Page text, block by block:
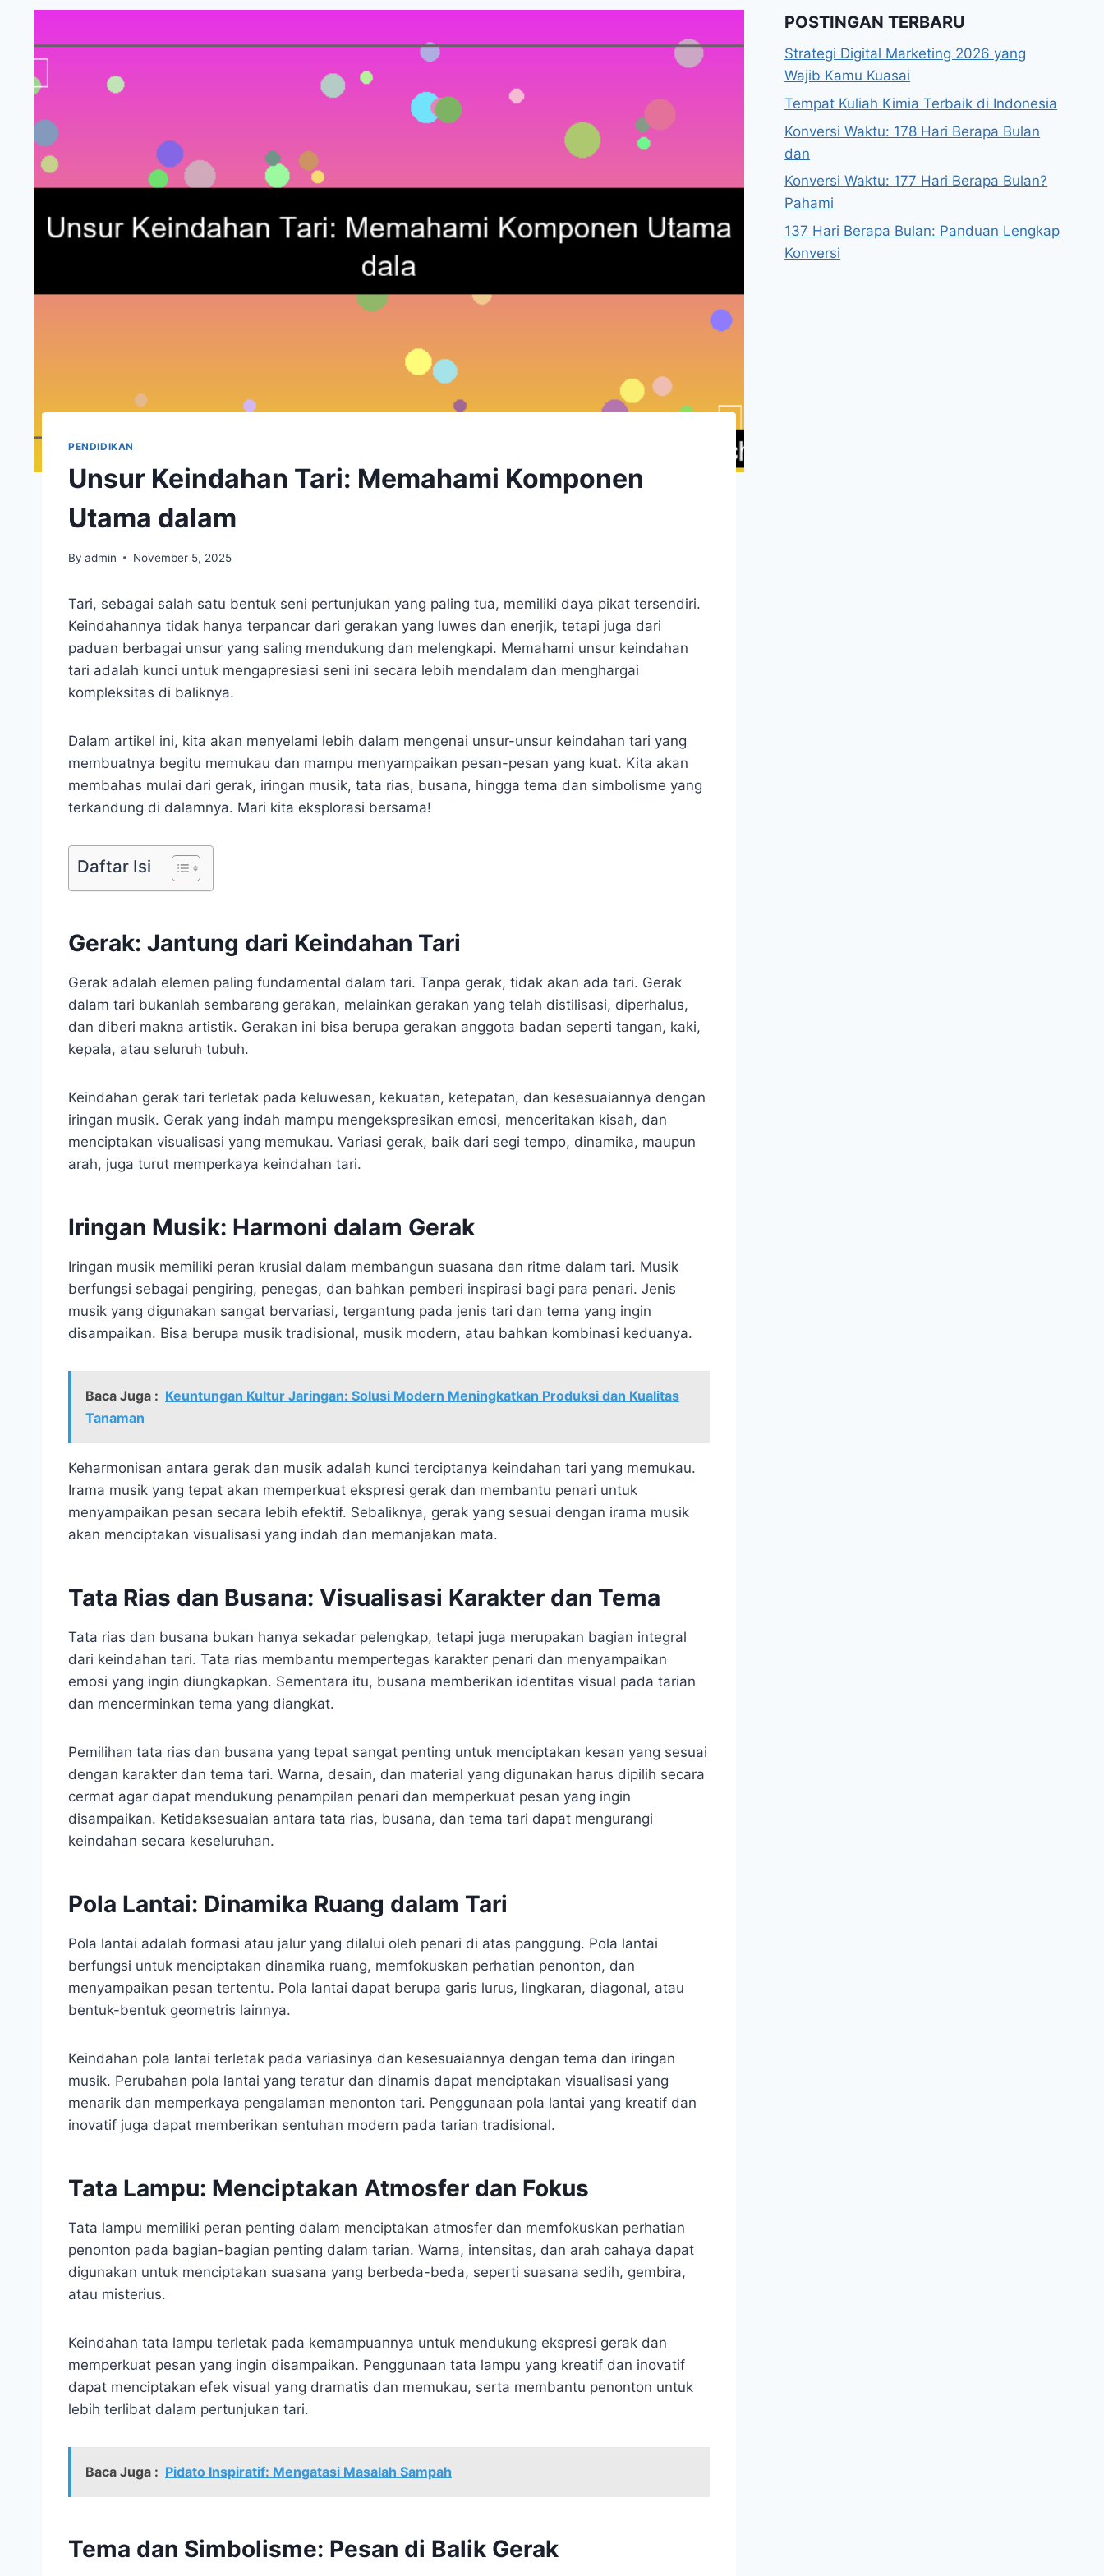
PENDIDIKAN
Unsur Keindahan Tari: Memahami Komponen
Utama dalam
By admin November 5, 2025
Tari, sebagai salah satu bentuk seni pertunjukan yang paling tua, memiliki daya pikat tersendiri.
Keindahannya tidak hanya terpancar dari gerakan yang luwes dan enerjik, tetapi juga dari
paduan berbagai unsur yang saling mendukung dan melengkapi. Memahami unsur keindahan
tari adalah kunci untuk mengapresiasi seni ini secara lebih mendalam dan menghargai
kompleksitas di baliknya.
Dalam artikel ini, kita akan menyelami lebih dalam mengenai unsur-unsur keindahan tari yang
membuatnya begitu memukau dan mampu menyampaikan pesan-pesan yang kuat. Kita akan
membahas mulai dari gerak, iringan musik, tata rias, busana, hingga tema dan simbolisme yang
terkandung di dalamnya. Mari kita eksplorasi bersama!
Daftar Isi
Gerak: Jantung dari Keindahan Tari
Gerak adalah elemen paling fundamental dalam tari. Tanpa gerak, tidak akan ada tari. Gerak
dalam tari bukanlah sembarang gerakan, melainkan gerakan yang telah distilisasi, diperhalus,
dan diberi makna artistik. Gerakan ini bisa berupa gerakan anggota badan seperti tangan, kaki,
kepala, atau seluruh tubuh.
Keindahan gerak tari terletak pada keluwesan, kekuatan, ketepatan, dan kesesuaiannya dengan
iringan musik. Gerak yang indah mampu mengekspresikan emosi, menceritakan kisah, dan
menciptakan visualisasi yang memukau. Variasi gerak, baik dari segi tempo, dinamika, maupun
arah, juga turut memperkaya keindahan tari.
Iringan Musik: Harmoni dalam Gerak
Iringan musik memiliki peran krusial dalam membangun suasana dan ritme dalam tari. Musik
berfungsi sebagai pengiring, penegas, dan bahkan pemberi inspirasi bagi para penari. Jenis
musik yang digunakan sangat bervariasi, tergantung pada jenis tari dan tema yang ingin
disampaikan. Bisa berupa musik tradisional, musik modern, atau bahkan kombinasi keduanya.
Baca Juga : Keuntungan Kultur Jaringan: Solusi Modern Meningkatkan Produksi dan Kualitas
Tanaman
Keharmonisan antara gerak dan musik adalah kunci terciptanya keindahan tari yang memukau.
Irama musik yang tepat akan memperkuat ekspresi gerak dan membantu penari untuk
menyampaikan pesan secara lebih efektif. Sebaliknya, gerak yang sesuai dengan irama musik
akan menciptakan visualisasi yang indah dan memanjakan mata.
Tata Rias dan Busana: Visualisasi Karakter dan Tema
Tata rias dan busana bukan hanya sekadar pelengkap, tetapi juga merupakan bagian integral
dari keindahan tari. Tata rias membantu mempertegas karakter penari dan menyampaikan
emosi yang ingin diungkapkan. Sementara itu, busana memberikan identitas visual pada tarian
dan mencerminkan tema yang diangkat.
Pemilihan tata rias dan busana yang tepat sangat penting untuk menciptakan kesan yang sesuai
dengan karakter dan tema tari. Warna, desain, dan material yang digunakan harus dipilih secara
cermat agar dapat mendukung penampilan penari dan memperkuat pesan yang ingin
disampaikan. Ketidaksesuaian antara tata rias, busana, dan tema tari dapat mengurangi
keindahan secara keseluruhan.
Pola Lantai: Dinamika Ruang dalam Tari
Pola lantai adalah formasi atau jalur yang dilalui oleh penari di atas panggung. Pola lantai
berfungsi untuk menciptakan dinamika ruang, memfokuskan perhatian penonton, dan
menyampaikan pesan tertentu. Pola lantai dapat berupa garis lurus, lingkaran, diagonal, atau
bentuk-bentuk geometris lainnya.
Keindahan pola lantai terletak pada variasinya dan kesesuaiannya dengan tema dan iringan
musik. Perubahan pola lantai yang teratur dan dinamis dapat menciptakan visualisasi yang
menarik dan memperkaya pengalaman menonton tari. Penggunaan pola lantai yang kreatif dan
inovatif juga dapat memberikan sentuhan modern pada tarian tradisional.
Tata Lampu: Menciptakan Atmosfer dan Fokus
Tata lampu memiliki peran penting dalam menciptakan atmosfer dan memfokuskan perhatian
penonton pada bagian-bagian penting dalam tarian. Warna, intensitas, dan arah cahaya dapat
digunakan untuk menciptakan suasana yang berbeda-beda, seperti suasana sedih, gembira,
atau misterius.
Keindahan tata lampu terletak pada kemampuannya untuk mendukung ekspresi gerak dan
memperkuat pesan yang ingin disampaikan. Penggunaan tata lampu yang kreatif dan inovatif
dapat menciptakan efek visual yang dramatis dan memukau, serta membantu penonton untuk
lebih terlibat dalam pertunjukan tari.
Baca Juga : Pidato Inspiratif: Mengatasi Masalah Sampah
Tema dan Simbolisme: Pesan di Balik Gerak
POSTINGAN TERBARU
Strategi Digital Marketing 2026 yang
Wajib Kamu Kuasai
Tempat Kuliah Kimia Terbaik di Indonesia
Konversi Waktu: 178 Hari Berapa Bulan
dan
Konversi Waktu: 177 Hari Berapa Bulan?
Pahami
137 Hari Berapa Bulan: Panduan Lengkap
Konversi